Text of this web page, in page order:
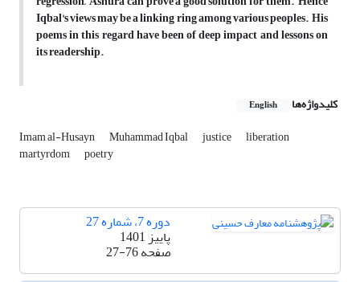
Iqbal's views may be a linking ring among various peoples. His
poems in this regard have been of deep impact and lessons on
its readership.
کلیدواژه‌ها English
Imam al-Husayn Muhammad Iqbal justice liberation
martyrdom poetry
دوره 7، شماره 27
پاییز 1401
صفحه27-76